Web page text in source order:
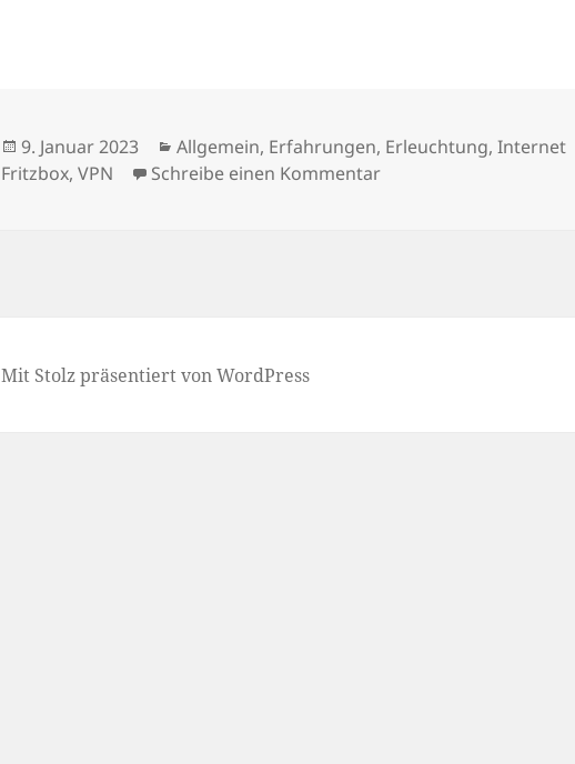
Veröffentlicht
am
9. Januar 2023 Kategorien
Allgemein, Erfahrungen, Erleuchtung,Internet
Fritzbox,VPN Schreibe einen Kommentarzu VPN mit Fritzbox
Mit Stolz präsentiert von WordPress